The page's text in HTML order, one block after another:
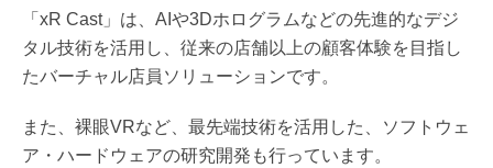
「xR Cast」は、AIや3Dホログラムなどの先進的なデジ
タル技術を活用し、従来の店舗以上の顧客体験を目指し
たバーチャル店員ソリューションです。
また、裸眼VRなど、最先端技術を活用した、ソフトウェ
ア・ハードウェアの研究開発も行っています。